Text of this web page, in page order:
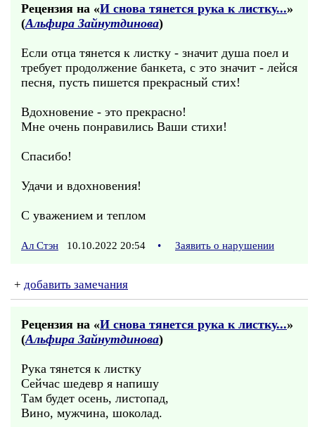
Рецензия на «И снова тянется рука к листку...»
(Альфира Зайнутдинова)
Если отца тянется к листку - значит душа поел и
требует продолжение банкета, с это значит - лейся
песня, пусть пишется прекрасный стих!
Вдохновение - это прекрасно!
Мне очень понравились Ваши стихи!
Спасибо!
Удачи и вдохновения!
С уважением и теплом
Ал Стэн 10.10.2022 20:54 • Заявить о нарушении
+ добавить замечания
Рецензия на «И снова тянется рука к листку...»
(Альфира Зайнутдинова)
Рука тянется к листку
Сейчас шедевр я напишу
Там будет осень, листопад,
Вино, мужчина, шоколад.